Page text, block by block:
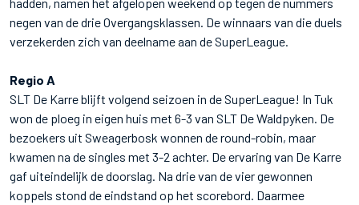
negen van de drie Overgangsklassen. De winnaars van die duels
verzekerden zich van deelname aan de SuperLeague.
Regio A
SLT De Karre blijft volgend seizoen in de SuperLeague! In Tuk
won de ploeg in eigen huis met 6-3 van SLT De Waldpyken. De
bezoekers uit Sweagerbosk wonnen de round-robin, maar
kwamen na de singles met 3-2 achter. De ervaring van De Karre
gaf uiteindelijk de doorslag. Na drie van de vier gewonnen
koppels stond de eindstand op het scorebord. Daarmee